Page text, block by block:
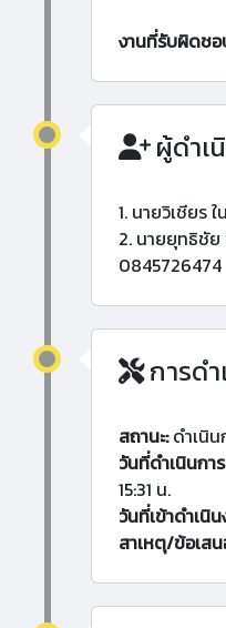
งานที่รับผิดชอ
ผู้ดำเ
1. นายวิเชียร
2. นายยุทธิชัย
0845726474
การดำ
สถานะ:ดำเนิน
วันที่ดำเนินกา
15:31 น.
วันที่เข้าดำเนิน
สาเหตุ/ข้อเสน